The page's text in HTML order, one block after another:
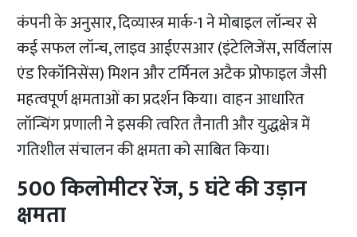
कंपनी के अनुसार, दिव्यास्त्र मार्क-1 ने मोबाइल लॉन्चर से
कई सफल लॉन्च, लाइव आईएसआर (इंटेलिजेंस, सर्विलांस
एंड रिकॉनिसेंस) मिशन और टर्मिनल अटैक प्रोफाइल जैसी
महत्वपूर्ण क्षमताओं का प्रदर्शन किया। वाहन आधारित
लॉन्चिंग प्रणाली ने इसकी त्वरित तैनाती और युद्धक्षेत्र में
गतिशील संचालन की क्षमता को साबित किया।
500 किलोमीटर रेंज, 5 घंटे की उड़ान
क्षमता